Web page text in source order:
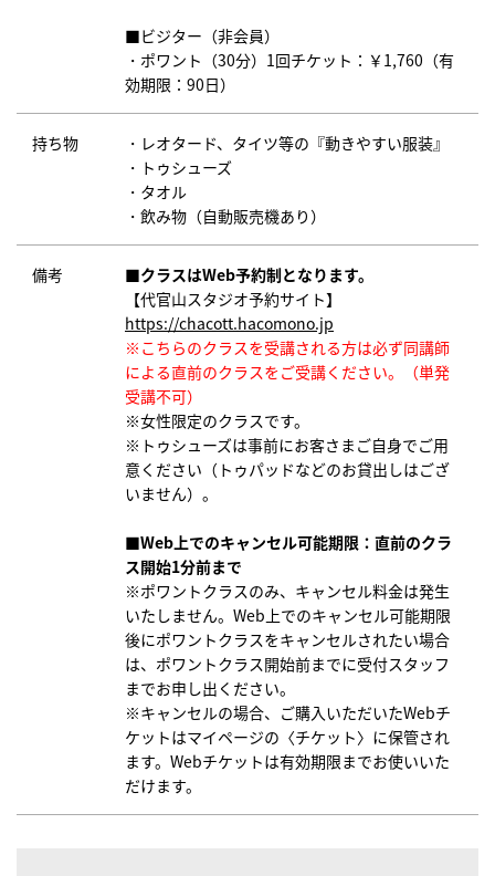
■ビジター（非会員）
・ポワント（30分）1回チケット：￥1,760（有
効期限：90日）
持ち物
・レオタード、タイツ等の『動きやすい服装』
・トゥシューズ
・タオル
・飲み物（自動販売機あり）
備考
■クラスはWeb予約制となります。
【代官山スタジオ予約サイト】
https://chacott.hacomono.jp
※こちらのクラスを受講される方は必ず同講師
による直前のクラスをご受講ください。（単発
受講不可）
※女性限定のクラスです。
※トゥシューズは事前にお客さまご自身でご用
意ください（トゥパッドなどのお貸出しはござ
いません）。
■Web上でのキャンセル可能期限：直前のクラ
ス開始1分前まで
※ポワントクラスのみ、キャンセル料金は発生
いたしません。Web上でのキャンセル可能期限
後にポワントクラスをキャンセルされたい場合
は、ポワントクラス開始前までに受付スタッフ
までお申し出ください。
※キャンセルの場合、ご購入いただいたWebチ
ケットはマイページの〈チケット〉に保管され
ます。Webチケットは有効期限までお使いいた
だけます。